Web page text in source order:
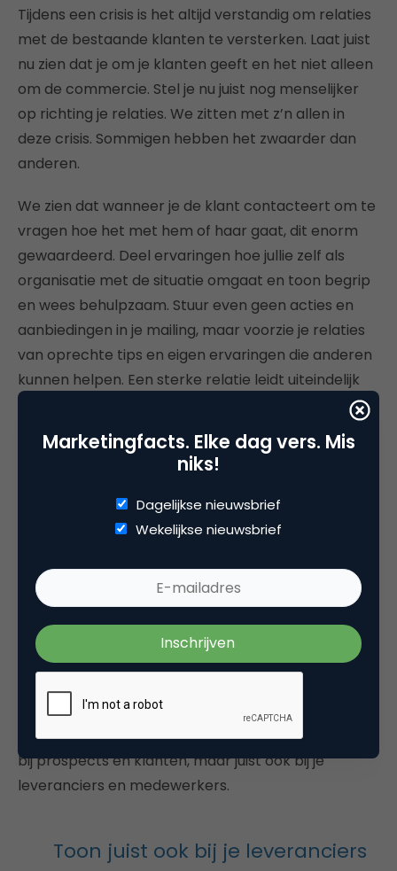
Tijdens een crisis is het altijd verstandig om relaties
met de bestaande klanten te versterken. Laat juist
nu zien dat je om je klanten geeft en het niet alleen
om de commercie. Stel je nu juist nog menselijker
op richting je relaties. We zitten met z’n allen in
deze crisis. Sommigen hebben het zwaarder dan
anderen.
We zien dat wanneer je de klant contacteert om te
vragen hoe het met hem of haar gaat, dit enorm
gewaardeerd. Deel ervaringen hoe jullie zelf als
organisatie met de situatie omgaat en toon begrip
en wees behulpzaam. Stuur even geen acties en
aanbiedingen in je mailing, maar voorzie je relaties
van oprechte tips en eigen ervaringen die anderen
kunnen helpen. Een sterke relatie leidt uiteindelijk
tot een langere customer life time value op termijn.
Geef de klant ook aandacht als er op dit moment
weinig tot niks te halen valt. Dan weten ze je zeker
3. Toon empathie in je
basis hiervan je (online) interacties
aan
Dit is iets wat we eigenlijk altijd moeten gaan doen
als marketeer, maar in crisistijd is het nog
belangrijker; empathie tonen en onszelf in een
ander verplaatsen in plaats van alleen te focussen
op wat belangrijk is voor onszelf. Doe dit niet alleen
bij prospects en klanten, maar juist ook bij je
leveranciers en medewerkers.
Toon juist ook bij je leveranciers
Marketingfacts. Elke dag vers. Mis
niks!
Dagelijkse nieuwsbrief
Wekelijkse nieuwsbrief